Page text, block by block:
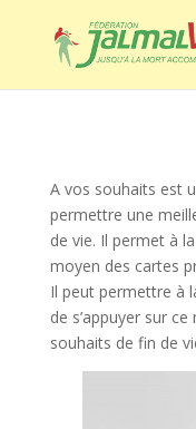
A vos souhaits est
permettre une
de vie. Il permet à
moyen des cartes
Il peut permettre à
de s’appuyer sur
souhaits de fin de